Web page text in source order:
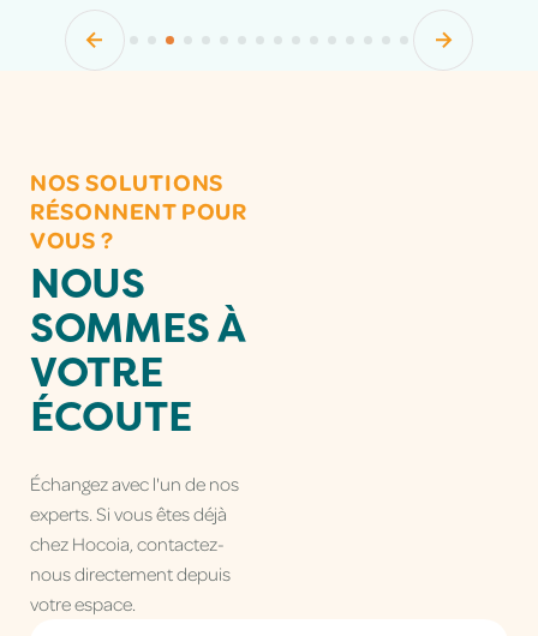
NOS SOLUTIONS
RÉSONNENT POUR
VOUS ?
NOUS
SOMMES À
VOTRE
ÉCOUTE
Échangez avec l'un de nos
experts. Si vous êtes déjà
chez Hocoia, contactez-
nous directement depuis
votre espace.